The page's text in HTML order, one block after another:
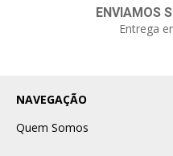
ENVIAMOS
Entrega
NAVEGAÇÃO
Quem Somos